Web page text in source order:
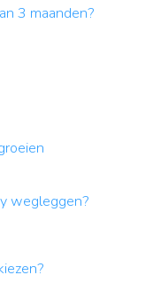
3 maanden?
wegleggen?